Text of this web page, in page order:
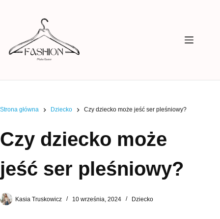
Strona główna Dziecko Czy dziecko może jeść ser pleśniowy?
Czy dziecko może
jeść ser pleśniowy?
Kasia Truskowicz 10 września, 2024 Dziecko